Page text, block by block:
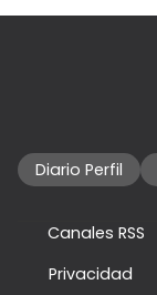
Diario Perfil
Canales RSS
Privacidad